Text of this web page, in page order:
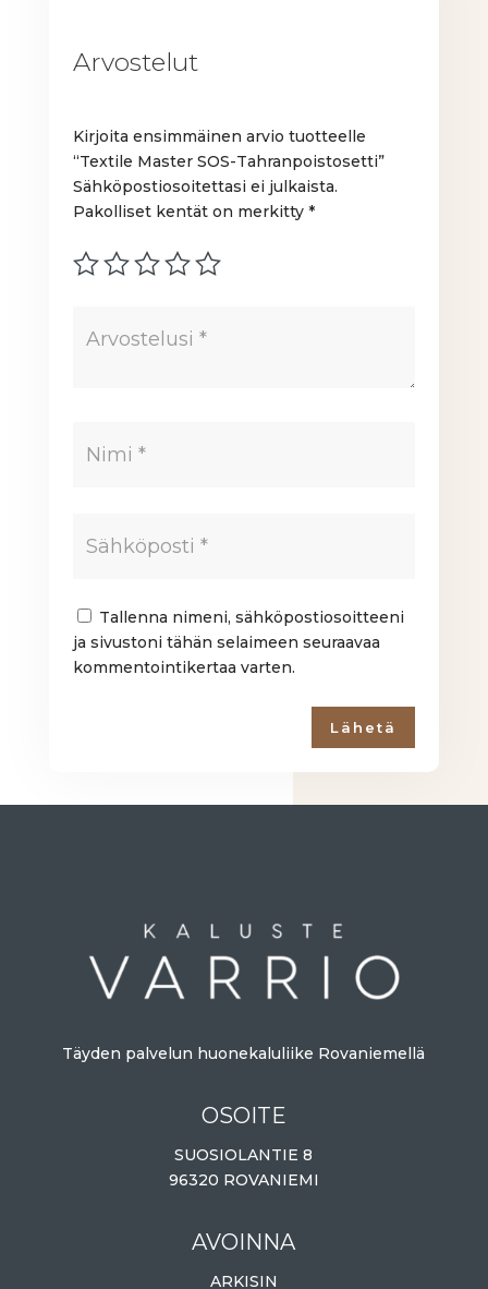
Arvostelut
Kirjoita ensimmäinen arvio tuotteelle
“Textile Master SOS-Tahranpoistosetti”
Sähköpostiosoitettasi ei julkaista.
Pakolliset kentät on merkitty*
Tallenna nimeni, sähköpostiosoitteeni
ja sivustoni tähän selaimeen seuraavaa
kommentointikertaa varten.
Lähetä
Täyden palvelun huonekaluliike Rovaniemellä
OSOITE
SUOSIOLANTIE 8
96320 ROVANIEMI
AVOINNA
ARKISIN